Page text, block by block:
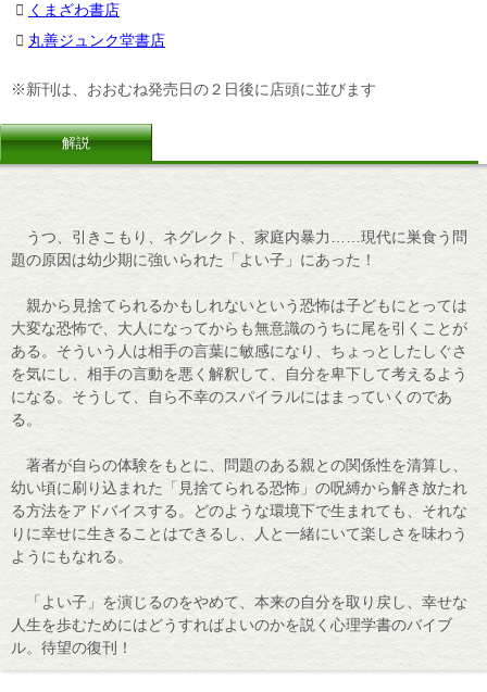
くまざわ書店
丸善ジュンク堂書店
※新刊は、おおむね発売日の２日後に店頭に並びます
解説
うつ、引きこもり、ネグレクト、家庭内暴力……現代に巣食う問
題の原因は幼少期に強いられた「よい子」にあった！
親から見捨てられるかもしれないという恐怖は子どもにとっては
大変な恐怖で、大人になってからも無意識のうちに尾を引くことが
ある。そういう人は相手の言葉に敏感になり、ちょっとしたしぐさ
を気にし、相手の言動を悪く解釈して、自分を卑下して考えるよう
になる。そうして、自ら不幸のスパイラルにはまっていくのであ
る。
著者が自らの体験をもとに、問題のある親との関係性を清算し、
幼い頃に刷り込まれた「見捨てられる恐怖」の呪縛から解き放たれ
る方法をアドバイスする。どのような環境下で生まれても、それな
りに幸せに生きることはできるし、人と一緒にいて楽しさを味わう
ようにもなれる。
「よい子」を演じるのをやめて、本来の自分を取り戻し、幸せな
人生を歩むためにはどうすればよいのかを説く心理学書のバイブ
ル。待望の復刊！